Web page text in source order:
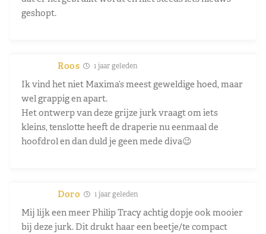
geshopt.
Roos 1 jaar geleden
Ik vind het niet Maxima’s meest geweldige hoed, maar
wel grappig en apart.
Het ontwerp van deze grijze jurk vraagt om iets
kleins, tenslotte heeft de draperie nu eenmaal de
hoofdrol en dan duld je geen mede diva😉
Doro 1 jaar geleden
Mij lijk een meer Philip Tracy achtig dopje ook mooier
bij deze jurk. Dit drukt haar een beetje/te compact